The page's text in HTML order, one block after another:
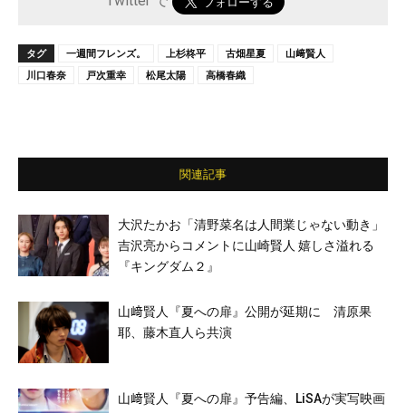
タグ 一週間フレンズ。 上杉柊平 古畑星夏
山﨑賢人
川口春奈
戸次重幸 松尾太陽 高橋春織
関連記事
大沢たかお「清野菜名は人間業じゃない動き」
吉沢亮からコメントに山崎賢人 嬉しさ溢れる
『キングダム２』
山﨑賢人『夏への扉』公開が延期に 清原果
耶、藤木直人ら共演
山﨑賢人『夏への扉』予告編、LiSAが実写映画